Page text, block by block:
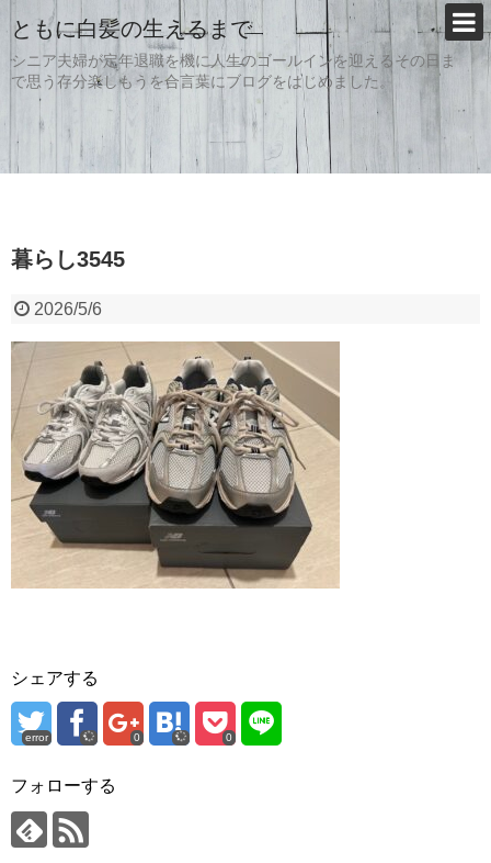
ともに白髪の生えるまで
シニア夫婦が定年退職を機に人生のゴールインを迎えるその日ま
で思う存分楽しもうを合言葉にブログをはじめました。
暮らし3545
2026/5/6
シェアする
error 0 0
フォローする